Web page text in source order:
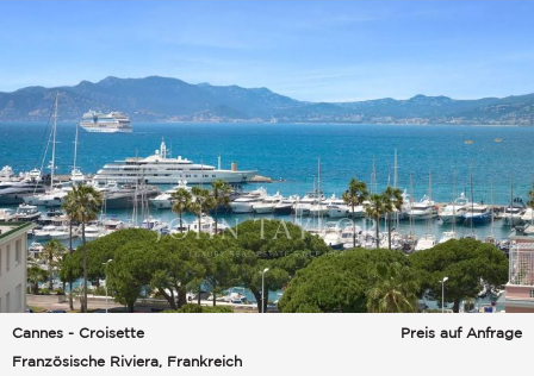
Cannes - Croisette
Französische Riviera, Frankreich
Preis auf Anfrage